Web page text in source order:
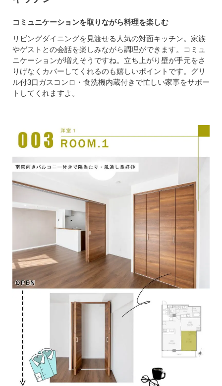
コミュニケーションを取りながら料理を楽しむ
リビングダイニングを見渡せる人気の対面キッチン。家族
やゲストとの会話を楽しみながら調理ができます。コミュ
ニケーションが増えそうですね。立ち上がり壁が手元をさ
りげなくカバーしてくれるのも嬉しいポイントです。グリ
ル付3口ガスコンロ・食洗機内蔵付きで忙しい家事をサポー
トしてくれますよ。